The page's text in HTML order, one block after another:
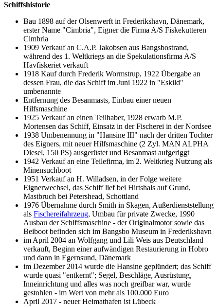
Schiffshistorie
Bau 1898 auf der Olsenwerft in Frederikshavn, Dänemark,
erster Name "Cimbria", Eigner die Firma A/S Fiskekutteren
Cimbria
1909 Verkauf an C.A.P. Jakobsen aus Bangsbostrand,
während des 1. Weltkriegs an die Spekulationsfirma A/S
Havfiskeriet verkauft
1918 Kauf durch Frederik Wormstrup, 1922 Übergabe an
dessen Frau, die das Schiff im Juni 1922 in "Eskild"
umbenannte
Entfernung des Besanmasts, Einbau einer neuen
Hilfsmaschine
1925 Verkauf an einen Teilhaber, 1928 erwarb M.P.
Mortensen das Schiff, Einsatz in derFischerei in derNordsee
1938 Umbenennung in "Hansine III" nach der dritten Tochter
des Eigners, mit neuer Hilfsmaschine (2 Zyl. MAN ALPHA
Diesel, 150 PS) ausgerüstet und Besanmast aufgeriggt
1942 Verkauf an eine Teilefirma, im 2. Weltkrieg Nutzung als
Minensuchboot
1951 Verkauf an H. Willadsen, in der Folge weitere
Eignerwechsel, das Schiff lief bei Hirtshals auf Grund,
Mastbruch bei Petershead, Schottland
1976 Übernahme durch Smith in Skagen, Außerdienststellung
als Fischereifahrzeug, Umbau für private Zwecke, 1990
Ausbau der Schiffsmaschine - der Originalmotor sowie das
Beiboot befinden sich im Bangsbo Museum in Frederikshavn
im April 2004 an Wolfgang und Lili Weis aus Deutschland
verkauft, Beginn einer aufwändigen Restaurierung in Hobro
und dann in Egernsund, Dänemark
im Dezember 2014 wurde die Hansine geplündert; das Schiff
wurde quasi "entkernt"; Segel, Beschläge, Ausrüstung,
Inneinrichtung und alles was noch greifbar war, wurde
gestohlen - im Wert von mehr als 100.000 Euro
April 2017 - neuer Heimathafen ist Lübeck